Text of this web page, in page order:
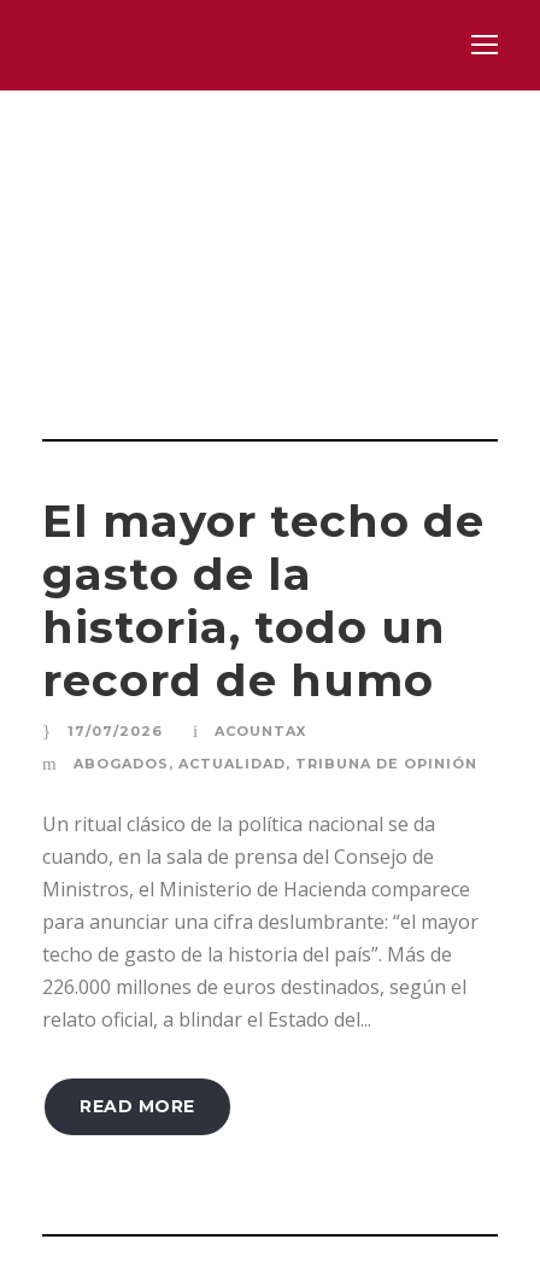
El mayor techo de
gasto de la
historia, todo un
record de humo
17/07/2026
ACOUNTAX
ABOGADOS , ACTUALIDAD, TRIBUNA DE OPINIÓN
Un ritual clásico de la política nacional se da
cuando, en la sala de prensa del Consejo de
Ministros, el Ministerio de Hacienda comparece
para anunciar una cifra deslumbrante: “el mayor
techo de gasto de la historia del país”. Más de
226.000 millones de euros destinados, según el
relato oficial, a blindar el Estado del...
READ MORE